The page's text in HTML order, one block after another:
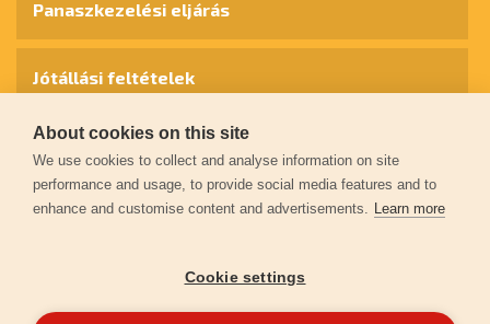
Panaszkezelési eljárás
Jótállási feltételek
Személyes adatok védelme
Kapcsolat
Garancia regisztráció
About cookies on this site
We use cookies to collect and analyse information on site
performance and usage, to provide social media features and to
enhance and customise content and advertisements. Learn more
Cookie settings